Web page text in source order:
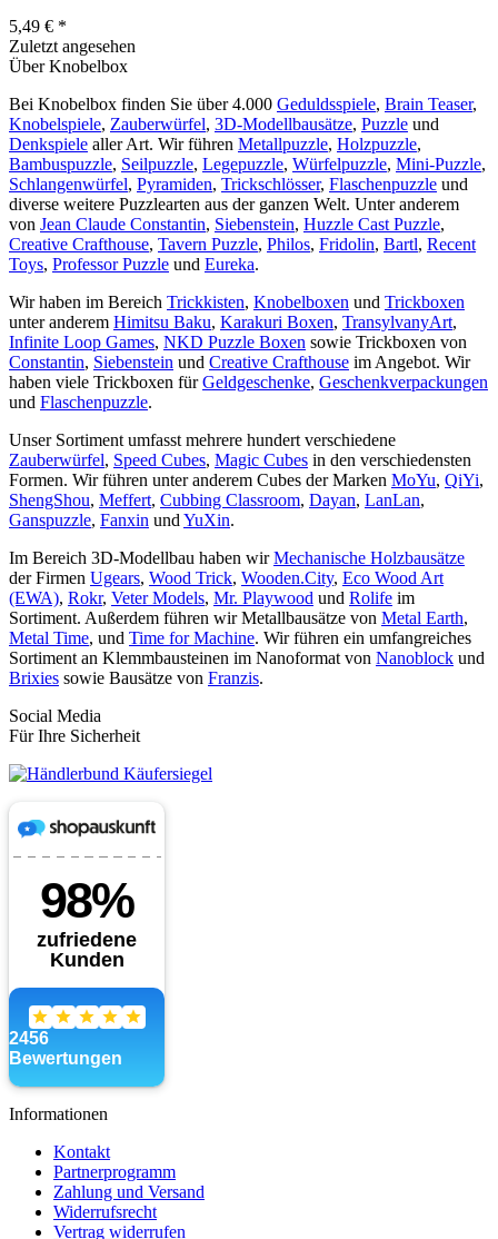
5,49 € *
Zuletzt angesehen
Über Knobelbox
Bei Knobelbox finden Sie über 4.000 Geduldsspiele, Brain Teaser,
Knobelspiele, Zauberwürfel, 3D-Modellbausätze, Puzzle und
Denkspiele aller Art. Wir führen Metallpuzzle, Holzpuzzle,
Bambuspuzzle, Seilpuzzle, Legepuzzle, Würfelpuzzle, Mini-Puzzle,
Schlangenwürfel, Pyramiden, Trickschlösser, Flaschenpuzzle und
diverse weitere Puzzlearten aus der ganzen Welt. Unter anderem
von Jean Claude Constantin, Siebenstein, Huzzle Cast Puzzle,
Creative Crafthouse, Tavern Puzzle, Philos, Fridolin, Bartl, Recent
Toys, Professor Puzzle und Eureka.
Wir haben im Bereich Trickkisten, Knobelboxen und Trickboxen
unter anderem Himitsu Baku, Karakuri Boxen, TransylvanyArt,
Infinite Loop Games, NKD Puzzle Boxen sowie Trickboxen von
Constantin, Siebenstein und Creative Crafthouse im Angebot. Wir
haben viele Trickboxen fürGeldgeschenke, Geschenkverpackungen
und Flaschenpuzzle.
Unser Sortiment umfasst mehrere hundert verschiedene
Zauberwürfel, Speed Cubes, Magic Cubes in den verschiedensten
Formen. Wir führen unter anderem Cubes der Marken MoYu, QiYi,
ShengShou, Meffert, Cubbing Classroom, Dayan, LanLan,
Ganspuzzle, Fanxin und YuXin.
Im Bereich 3D-Modellbau haben wirMechanische Holzbausätze
der Firmen Ugears, Wood Trick, Wooden.City, Eco Wood Art
(EWA), Rokr, Veter Models, Mr. Playwood und Rolife im
Sortiment. Außerdem führen wir Metallbausätze von Metal Earth,
Metal Time, und Time for Machine. Wir führen ein umfangreiches
Sortiment an Klemmbausteinen im Nanoformat von Nanoblock und
Brixies sowie Bausätze von Franzis.
Social Media
Für Ihre Sicherheit
Informationen
Kontakt
Partnerprogramm
Zahlung und Versand
Widerrufsrecht
Vertrag widerrufen